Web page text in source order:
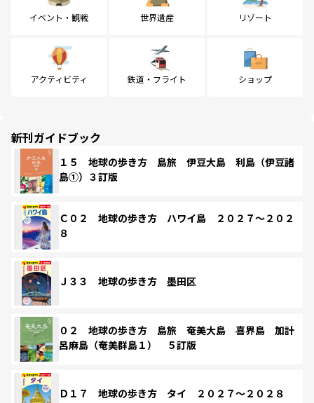
イベント・観戦 世界遺産 リゾート
アクティビティ 鉄道・フライト ショップ
新刊ガイドブック
１５ 地球の歩き方 島旅 伊豆大島 利島（伊豆諸
島①）３訂版
Ｃ０２ 地球の歩き方 ハワイ島 ２０２７～２０２
８
Ｊ３３ 地球の歩き方 墨田区
０２ 地球の歩き方 島旅 奄美大島 喜界島 加計
呂麻島（奄美群島１） ５訂版
Ｄ１７ 地球の歩き方 タイ ２０２７～２０２８